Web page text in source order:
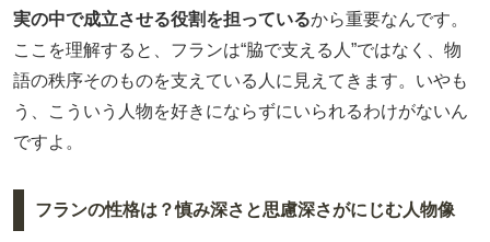
実の中で成立させる役割を担っているから重要なんです。
ここを理解すると、フランは“脇で支える人”ではなく、物
語の秩序そのものを支えている人に見えてきます。いやも
う、こういう人物を好きにならずにいられるわけがないん
ですよ。
フランの性格は？慎み深さと思慮深さがにじむ人物像